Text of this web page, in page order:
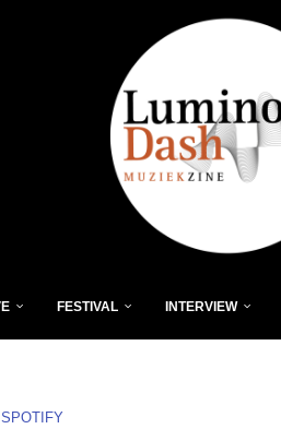
FESTIVAL INTERVIEW
SPOTIFY